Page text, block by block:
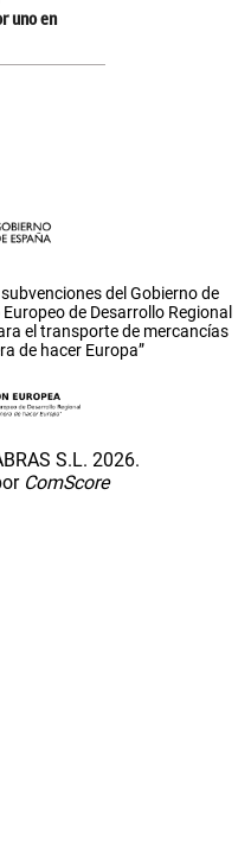
uno en
del Gobierno de
de Desarrollo Regional
el transporte de mercancías
de hacer Europa”
S.L. 2026.
ComScore